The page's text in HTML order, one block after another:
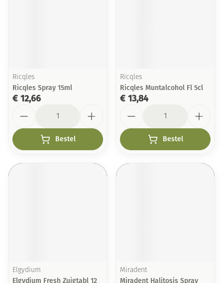
Ricqles
Ricqles Spray 15ml
€ 12,66
Bestel
Ricqles
Ricqles Muntalcohol Fl 5cl
€ 13,84
Bestel
Elgydium
Elgydium Fresh Zuigtabl 12
Miradent
Miradent Halitosis Spray